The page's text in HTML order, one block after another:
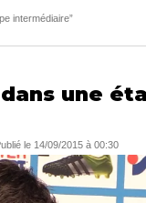
intermédiaire”
une
le 14/09/2015 à 00:30